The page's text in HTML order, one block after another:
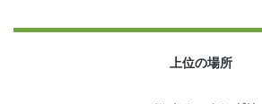
上位の場所